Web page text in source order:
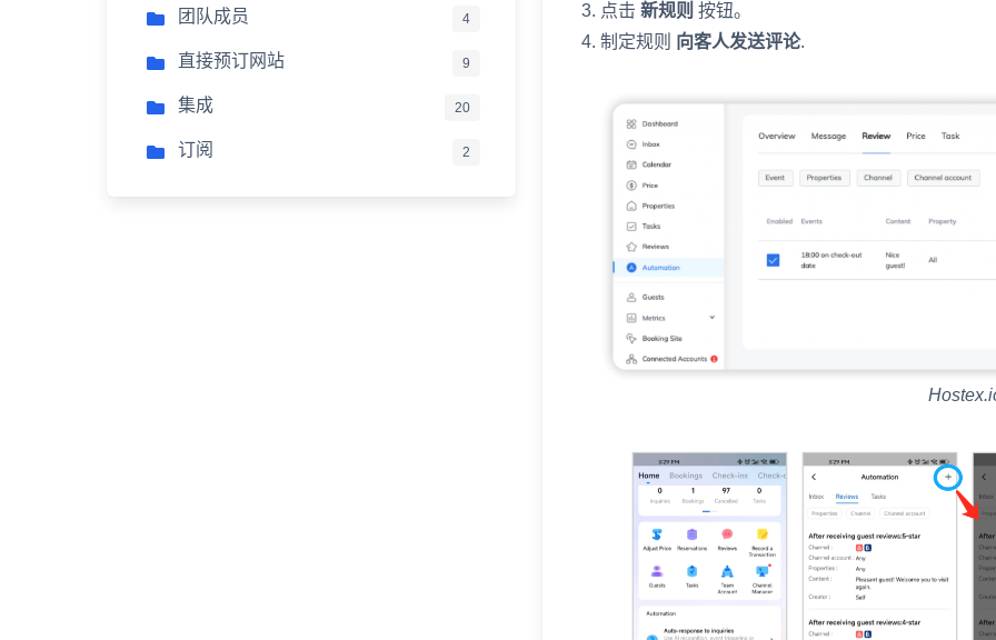
团队成员 4
直接预订网站 9
集成 20
订阅 2
点击新规则 按钮。
制定规则 向客人发送评论.